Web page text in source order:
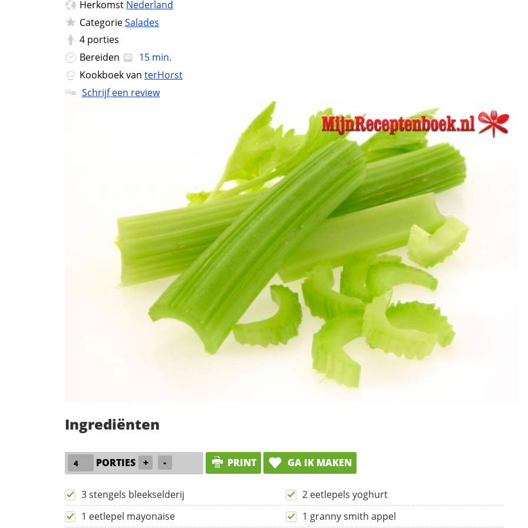
Herkomst Nederland
CategorieSalades
4 porties
Bereiden
15 min.
Kookboek van terHorst
Schrijf een review
Ingrediënten
PORTIES + - PRINT GA IK MAKEN
3 stengels bleekselderij
2 eetlepels yoghurt
1 eetlepel mayonaise
1 granny smith appel